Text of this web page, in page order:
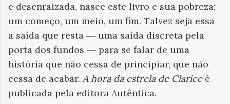
e desenraizada, nasce este livro e sua pobreza:
um começo, um meio, um fim. Talvez seja essa
a saída que resta ― uma saída discreta pela
porta dos fundos ― para se falar de uma
história que não cessa de principiar, que não
cessa de acabar. A hora da estrela de Clariceé
publicada pela editora Autêntica.